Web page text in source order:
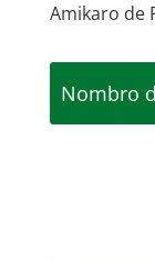
Amikaro de
Nombro